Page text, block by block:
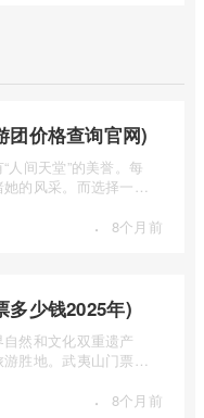
团价格查询官网)
人间天堂”的美誉。每
的风采。而选择一个
· 8个月前
多少钱2025年)
然和文化双重遗产
胜地。武夷山门票多
· 8个月前